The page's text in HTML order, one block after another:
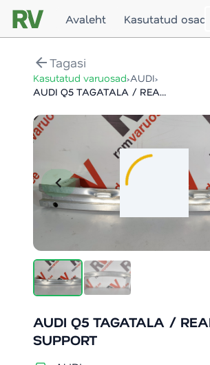
Avaleht Kasutatud osad
arrow_backTagasi
Kasutatud varuosad›AUDI›
AUDI Q5 TAGATALA / REAR SUPPORT
chevron_left
AUDI Q5 TAGATALA /
SUPPORT